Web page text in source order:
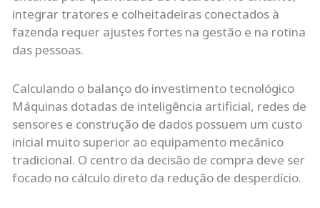
integrar tratores e colheitadeiras conectados à
fazenda requer ajustes fortes na gestão e na rotina
das pessoas.
Calculando o balanço do investimento tecnológico
Máquinas dotadas de inteligência artificial, redes de
sensores e construção de dados possuem um custo
inicial muito superior ao equipamento mecânico
tradicional. O centro da decisão de compra deve ser
focado no cálculo direto da redução de desperdício.